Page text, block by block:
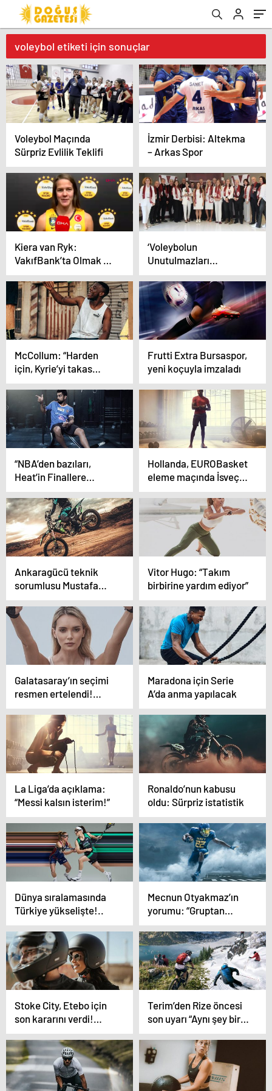
voleybol etiketi için sonuçlar
Voleybol Maçında
Sürpriz Evlilik Teklifi
İzmir Derbisi: Altekma
– Arkas Spor
Kiera van Ryk:
VakıfBank’ta Olmak Bir
Onur
‘Voleybolun
Unutulmazları
Hareketi’ derneğe
dönüştü: Türk
voleybolu bir ilke daha
imza attı…
McCollum: “Harden
için, Kyrie’yi takas
ederdim…”
Frutti Extra Bursaspor,
yeni koçuyla imzaladı
“NBA’den bazıları,
Heat’in Finallere
çıkışını ‘şans eseri’
olarak görüyor” iddiası
Hollanda, EUROBasket
eleme maçında İsveç’i
devirdi
Ankaragücü teknik
sorumlusu Mustafa
Dalcı: “Tek eksik
goldü”
Vitor Hugo: “Takım
birbirine yardım ediyor”
Galatasaray’ın seçimi
resmen ertelendi!…
Maradona için Serie
A’da anma yapılacak
La Liga’da açıklama:
“Messi kalsın isterim!”
Ronaldo’nun kabusu
oldu: Sürpriz istatistik
Dünya sıralamasında
Türkiye yükselişte!..
Mecnun Otyakmaz’ın
yorumu: “Gruptan
neden çıkamayalım?”
Stoke City, Etebo için
son kararını verdi!…
Terim’den Rize öncesi
son uyarı “Aynı şey bir
daha asla olmasın”